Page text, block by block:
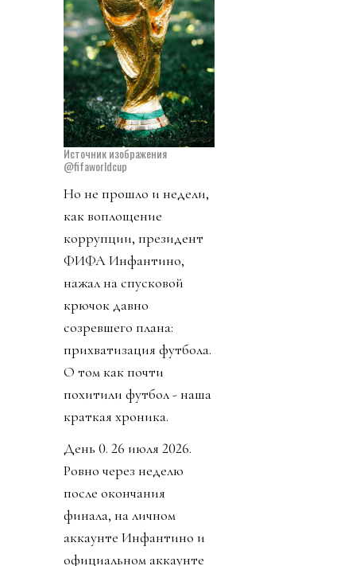
Источник изображения
@fifaworldcup
Но не прошло и недели,
как воплощение
коррупции, президент
ФИФА Инфантино,
нажал на спусковой
крючок давно
созревшего плана:
прихватизация футбола.
О том как почти
похитили футбол - наша
краткая хроника.
День 0. 26 июля 2026.
Ровно через неделю
после окончания
финала, на личном
аккаунте Инфантино и
официальном аккаунте